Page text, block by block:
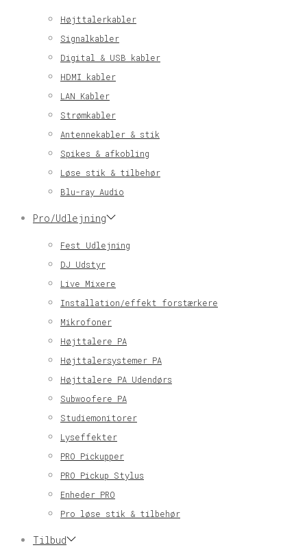
Højttalerkabler
Signalkabler
Digital & USB kabler
HDMI kabler
LAN Kabler
Strømkabler
Antennekabler & stik
Spikes & afkobling
Løse stik & tilbehør
Blu-ray Audio
Pro/Udlejning
Fest Udlejning
DJ Udstyr
Live Mixere
Installation/effekt forstærkere
Mikrofoner
Højttalere PA
Højttalersystemer PA
Højttalere PA Udendørs
Subwoofere PA
Studiemonitorer
Lyseffekter
PRO Pickupper
PRO Pickup Stylus
Enheder PRO
Pro løse stik & tilbehør
Tilbud